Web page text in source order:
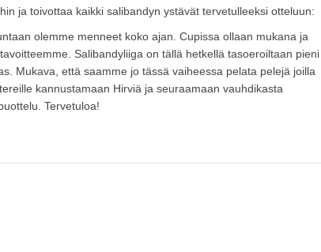
ja toivottaa kaikki salibandyn ystävät tervetulleeksi otteluun:
olemme menneet koko ajan. Cupissa ollaan mukana ja
Salibandyliiga on tällä hetkellä tasoeroiltaan pieni
Mukava, että saamme jo tässä vaiheessa pelata pelejä joilla
kannustamaan Hirviä ja seuraamaan vauhdikasta
Tervetuloa!